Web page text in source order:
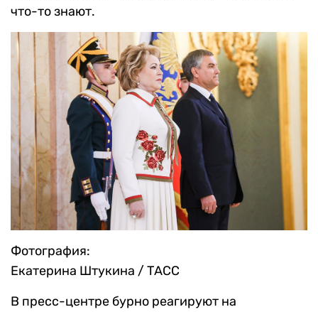
что-то знают.
Фотография:
Екатерина Штукина / ТАСС
В пресс-центре бурно реагируют на